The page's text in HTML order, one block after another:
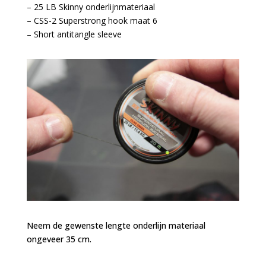
– 25 LB Skinny onderlijnmateriaal
– CSS-2 Superstrong hook maat 6
– Short antitangle sleeve
Neem de gewenste lengte onderlijn materiaal
ongeveer 35 cm.